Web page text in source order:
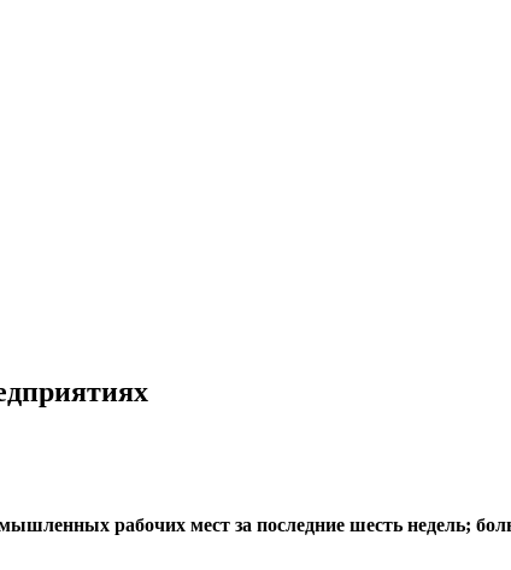
рабочих мест за последние шесть недель;